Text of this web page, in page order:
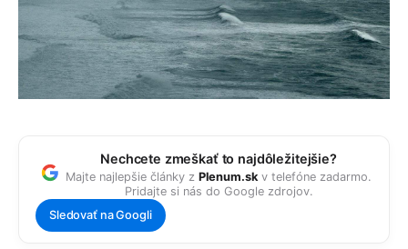
Nechcete zmeškať to najdôležitejšie?
Majte najlepšie články z Plenum.sk v telefóne zadarmo.
Pridajte si nás do Google zdrojov.
Sledovať na Googli